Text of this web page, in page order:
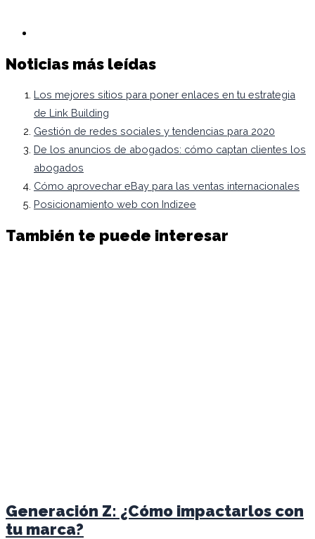
Noticias más leídas
Los mejores sitios para poner enlaces en tu estrategia
de Link Building
Gestión de redes sociales y tendencias para 2020
De los anuncios de abogados: cómo captan clientes los
abogados
Cómo aprovechar eBay para las ventas internacionales
Posicionamiento web con Indizee
También te puede interesar
Generación Z: ¿Cómo impactarlos con
tu marca?